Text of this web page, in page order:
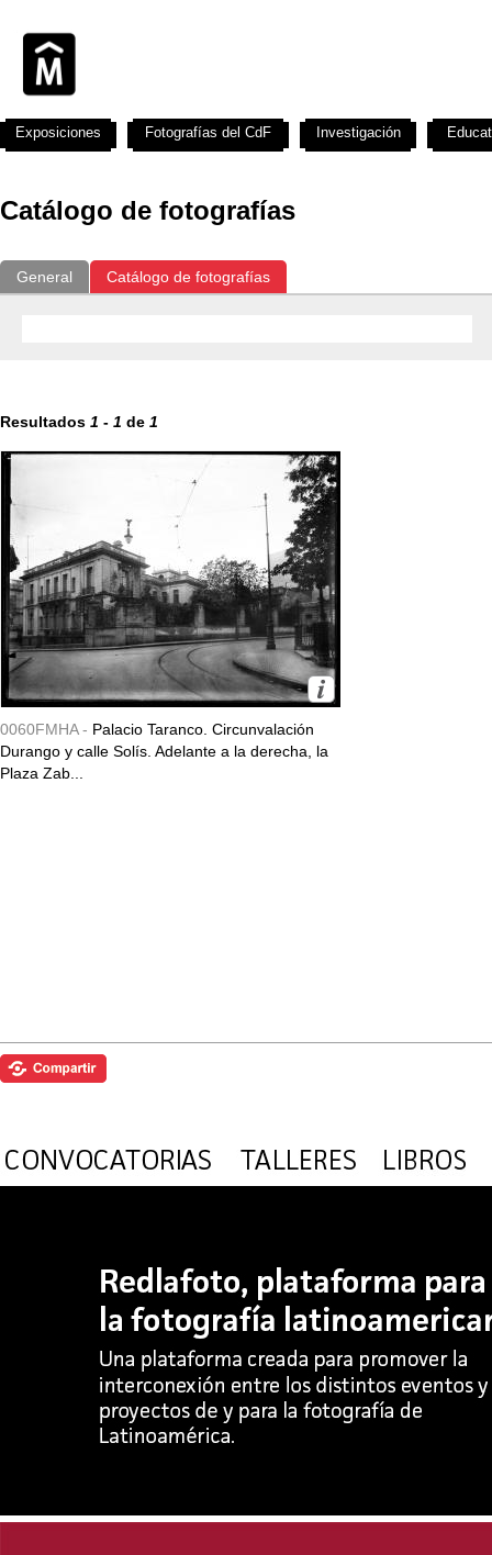
Catálogo de fotografías
General Catálogo de fotografías
Resultados 1 - 1 de 1
0060FMHA - Palacio Taranco. Circunvalación
Durango y calle Solís. Adelante a la derecha, la
Plaza Zab...
Exposiciones Fotografías del CdF Investigación